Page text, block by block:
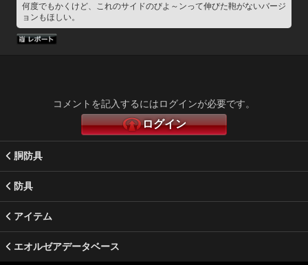
何度でもかくけど、これのサイドのびよ～ンって伸びた鞄がないバージ
ョンもほしい。
コメントを記入するにはログインが必要です。
ログイン
胴防具
防具
アイテム
エオルゼアデータベース